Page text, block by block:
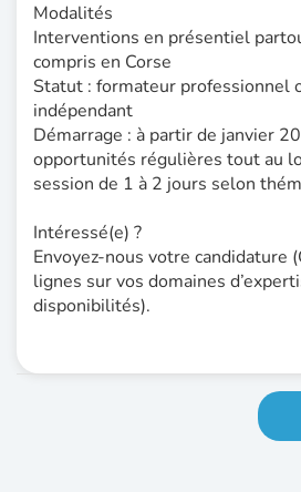
Modalités
Interventions en présentiel
compris en Corse
Statut : formateur professionnel
indépendant
Démarrage : à partir de janvier
opportunités régulières tout au
session de 1 à 2 jours selon
Intéressé(e) ?
Envoyez-nous votre candidature
lignes sur vos domaines
disponibilités).